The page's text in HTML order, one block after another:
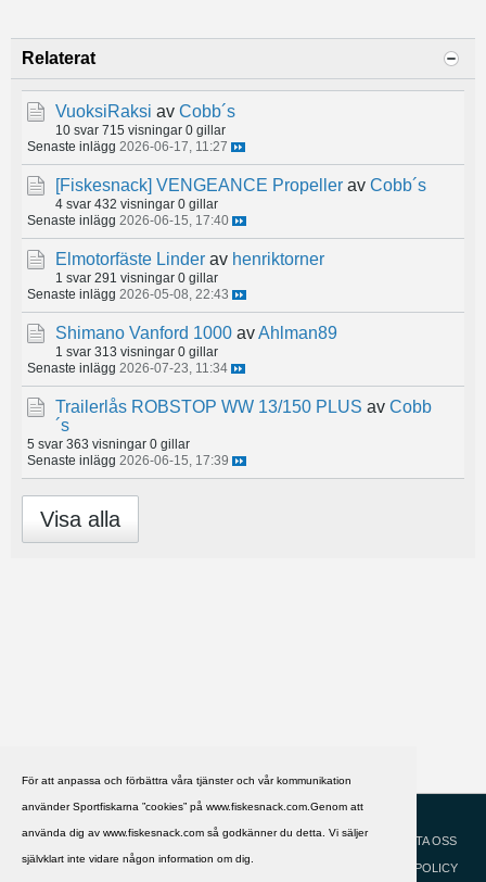
För att anpassa och förbättra våra tjänster och vår kommunikation
använder Sportfiskarna ”cookies” på www.fiskesnack.com.Genom att
använda dig av www.fiskesnack.com så godkänner du detta. Vi säljer
självklart inte vidare någon information om dig.
Relaterat
VuoksiRaksi av Cobb´s
10 svar 715 visningar 0 gillar
Senaste inlägg 2026-06-17, 11:27
[Fiskesnack] VENGEANCE Propeller av Cobb´s
4 svar 432 visningar 0 gillar
Senaste inlägg 2026-06-15, 17:40
Elmotorfäste Linder av henriktorner
1 svar 291 visningar 0 gillar
Senaste inlägg 2026-05-08, 22:43
Shimano Vanford 1000 avAhlman89
1 svar 313 visningar 0 gillar
Senaste inlägg 2026-07-23, 11:34
Trailerlås ROBSTOP WW 13/150 PLUS av Cobb
´s
5 svar 363 visningar 0 gillar
Senaste inlägg 2026-06-15, 17:39
Visa alla
HJÄLP
KONTAKTA OSS
COOKIEPOLICY